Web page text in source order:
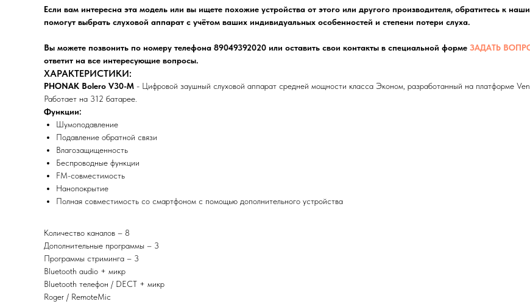
Если вам интересна эта модель или вы ищете похожие устройства от этого или другого производителя, обратитесь к
помогут выбрать слуховой аппарат с учётом ваших индивидуальных особенностей и степени потери слуха.
Вы можете позвонить по номеру телефона 89049392020 или оставить свои контакты в специальной форме ЗАДАТЬ
ответит на все интересующие вопросы.
ХАРАКТЕРИСТИКИ:
PHONAK Bolero V30-M - Цифровой заушный слуховой аппарат средней мощности класса Эконом, разработанный на платформе
Работает на 312 батарее.
Функции:
Шумоподавление
Подавление обратной связи
Влагозащищенность
Беспроводные функции
FM-совместимость
Нанопокрытие
Полная совместимость со смартфоном с помощью дополнительного устройства
Количество каналов – 8
Дополнительные программы – 3
Программы стриминга – 3
Bluetooth audio + микр
Bluetooth телефон / DECT + микр
Roger / RemoteMic